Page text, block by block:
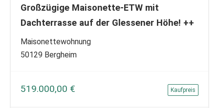
Großzügige Maisonette-ETW mit
Dachterrasse auf der Glessener Höhe! ++
Maisonettewohnung
50129 Bergheim
519.000,00 € Kaufpreis